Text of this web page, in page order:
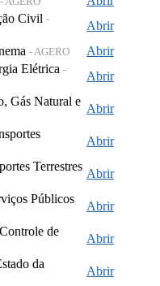
Civil -
Abrir
- AGERO
Abrir
Elétrica -
Abrir
Gás Natural e
Abrir
Abrir
Terrestres
Abrir
Públicos
Abrir
de
Abrir
da
Abrir